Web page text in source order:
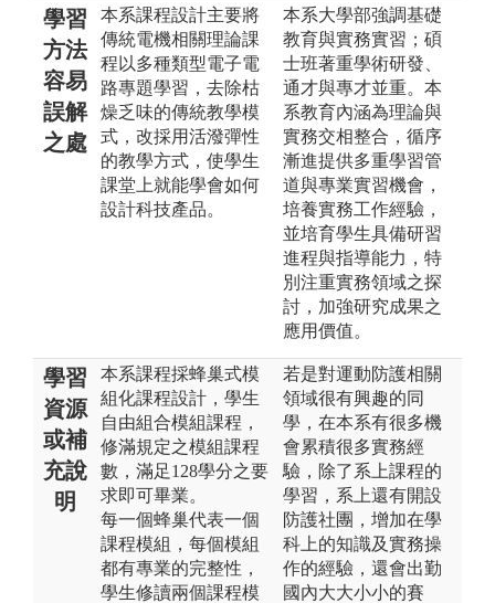
學習
方法
容易
誤解
之處
本系課程設計主要將
傳統電機相關理論課
程以多種類型電子電
路專題學習，去除枯
燥乏味的傳統教學模
式，改採用活潑彈性
的教學方式，使學生
課堂上就能學會如何
設計科技產品。
本系大學部強調基礎
教育與實務實習；碩
士班著重學術研發、
通才與專才並重。本
系教育內涵為理論與
實務交相整合，循序
漸進提供多重學習管
道與專業實習機會，
培養實務工作經驗，
並培育學生具備研習
進程與指導能力，特
別注重實務領域之探
討，加強研究成果之
應用價值。
學習
資源
或補
充說
明
本系課程採蜂巢式模
組化課程設計，學生
自由組合模組課程，
修滿規定之模組課程
數，滿足128學分之要
求即可畢業。
每一個蜂巢代表一個
課程模組，每個模組
都有專業的完整性，
學生修讀兩個課程模
若是對運動防護相關
領域很有興趣的同
學，在本系有很多機
會累積很多實務經
驗，除了系上課程的
學習，系上還有開設
防護社團，增加在學
科上的知識及實務操
作的經驗，還會出勤
國內大大小小的賽